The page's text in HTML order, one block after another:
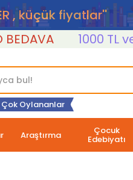
, küçük fiyatlar''
1000 TL ve
Çok Oylananlar
Araştırma Çocuk
Edebiyatı